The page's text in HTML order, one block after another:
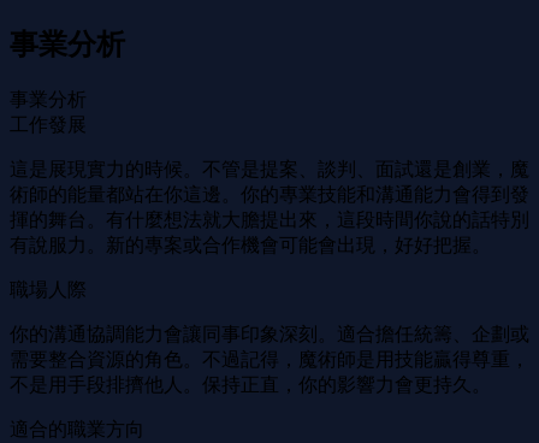
事業分析
事業分析
工作發展
這是展現實力的時候。不管是提案、談判、面試還是創業，魔
術師的能量都站在你這邊。你的專業技能和溝通能力會得到發
揮的舞台。有什麼想法就大膽提出來，這段時間你說的話特別
有說服力。新的專案或合作機會可能會出現，好好把握。
職場人際
你的溝通協調能力會讓同事印象深刻。適合擔任統籌、企劃或
需要整合資源的角色。不過記得，魔術師是用技能贏得尊重，
不是用手段排擠他人。保持正直，你的影響力會更持久。
適合的職業方向